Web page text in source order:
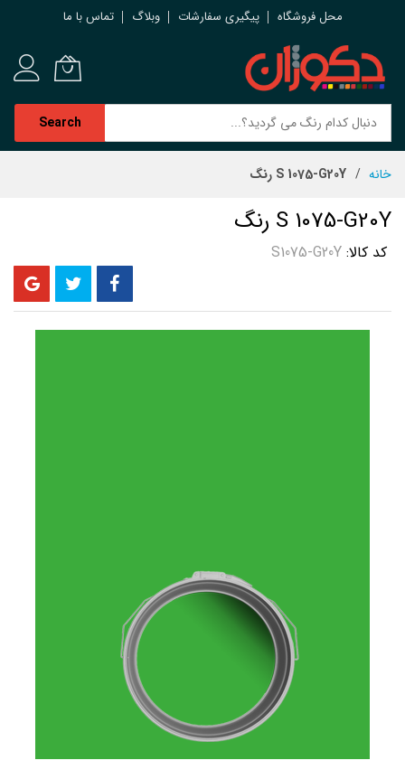
محل فروشگاه پیگیری سفارشات وبلاگ تماس با ما
Search
خانه S 1075-G20Y رنگ
S 1075-G20Y رنگ
کد کالا S1075-G20Y